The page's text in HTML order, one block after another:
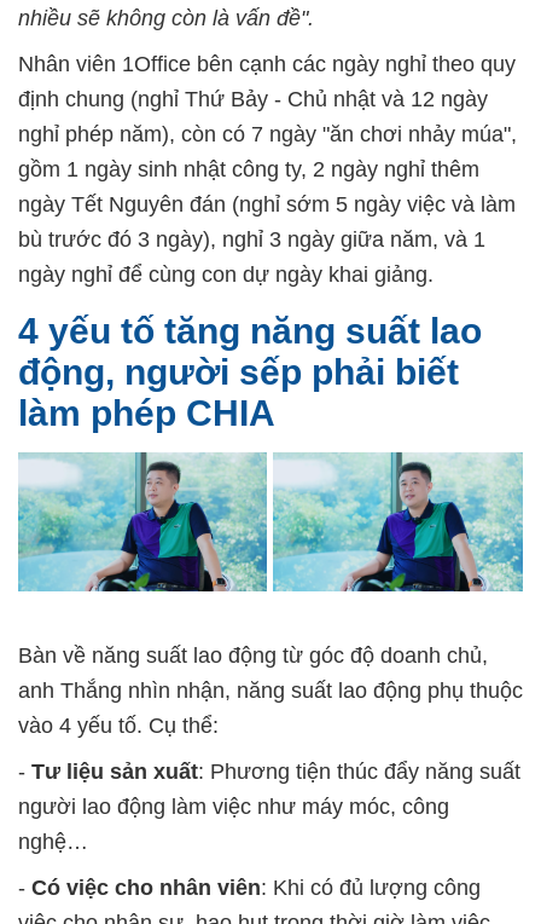
nhiều sẽ không còn là vấn đề".
Nhân viên 1Office bên cạnh các ngày nghỉ theo quy
định chung (nghỉ Thứ Bảy - Chủ nhật và 12 ngày
nghỉ phép năm), còn có 7 ngày "ăn chơi nhảy múa",
gồm 1 ngày sinh nhật công ty, 2 ngày nghỉ thêm
ngày Tết Nguyên đán (nghỉ sớm 5 ngày việc và làm
bù trước đó 3 ngày), nghỉ 3 ngày giữa năm, và 1
ngày nghỉ để cùng con dự ngày khai giảng.
4 yếu tố tăng năng suất lao
động, người sếp phải biết
làm phép CHIA
Bàn về năng suất lao động từ góc độ doanh chủ,
anh Thắng nhìn nhận, năng suất lao động phụ thuộc
vào 4 yếu tố. Cụ thể:
- Tư liệu sản xuất: Phương tiện thúc đẩy năng suất
người lao động làm việc như máy móc, công
nghệ…
- Có việc cho nhân viên: Khi có đủ lượng công